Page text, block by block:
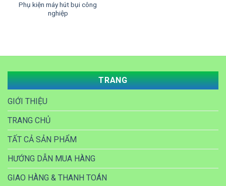
Phụ kiện máy hút bụi công
nghiệp
TRANG
GIỚI THIỆU
TRANG CHỦ
TẤT CẢ SẢN PHẨM
HƯỚNG DẪN MUA HÀNG
GIAO HÀNG & THANH TOÁN